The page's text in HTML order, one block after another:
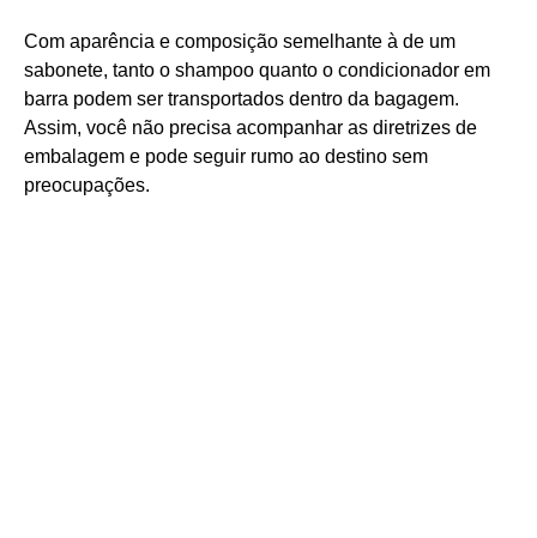
Com aparência e composição semelhante à de um
sabonete, tanto o shampoo quanto o condicionador em
barra podem ser transportados dentro da bagagem.
Assim, você não precisa acompanhar as diretrizes de
embalagem e pode seguir rumo ao destino sem
preocupações.